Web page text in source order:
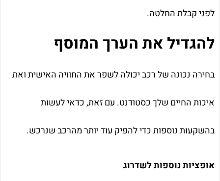
לפני קבלת החלטה.
להגדיל את הערך המוסף
בחירה נכונה של רכב יכולה לשפר את החוויה האישית ואת
איכות החיים שלך כסטודנט. עם זאת, כדאי לעשות
בהשקעות נוספות כדי להפיק עוד יותר מהרכב שנרכש.
אופציות נוספות לשדרוג